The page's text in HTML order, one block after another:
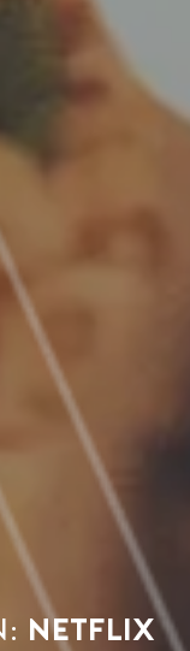
Netflix